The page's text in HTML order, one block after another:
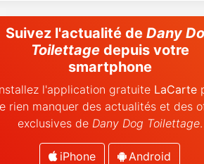
Suivez l'actualité de Dany
Toilettagedepuis votre
smartphone
l'application gratuite LaCarte
rien manquer des actualités et des
exclusives de Dany Dog Toilettage.
iPhone Android